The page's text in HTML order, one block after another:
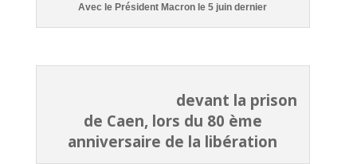
Avec le Président Macron le 5 juin dernier
devant la prison
de Caen, lors du 80 ème
anniversaire de la libération